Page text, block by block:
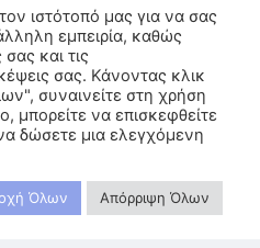
στα ασπρόμαυρα:
καλοκαιριού
ιστότοπό μας για να σας
εμπειρία, καθώς
και τις
σας. Κάνοντας κλικ
συναινείτε στη χρήση
να επισκεφθείτε
δώσετε μια ελεγχόμενη
Όλων Απόρριψη Όλων